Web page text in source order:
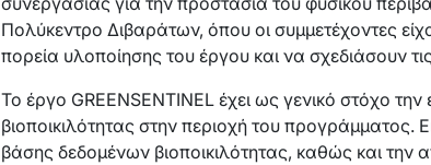
Πολύκεντρο Διβαράτων, όπου οι συμμετέχοντες
πορεία υλοποίησης του έργου και να σχεδιάσουν
Το έργο GREENSENTINEL έχει ως γενικό στόχο
βιοποικιλότητας στην περιοχή του προγράμματος.
βάσης δεδομένων βιοποικιλότητας, καθώς και